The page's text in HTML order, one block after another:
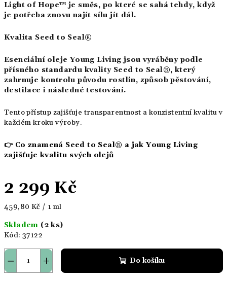
Light of Hope™ je směs, po které se sahá tehdy, když
je potřeba znovu najít sílu jít dál.
Kvalita Seed to Seal®
Esenciální oleje Young Living jsou vyráběny podle
přísného standardu kvality Seed to Seal®, který
zahrnuje kontrolu původu rostlin, způsob pěstování,
destilace i následné testování.
Tento přístup zajišťuje transparentnost a konzistentní kvalitu v
každém kroku výroby.
👉 Co znamená Seed to Seal® a jak Young Living
zajišťuje kvalitu svých olejů
2 299 Kč
Měrná
459,80 Kč / 1 ml
Skladem (2 ks)
Kód: 37122
+
− Do košíku